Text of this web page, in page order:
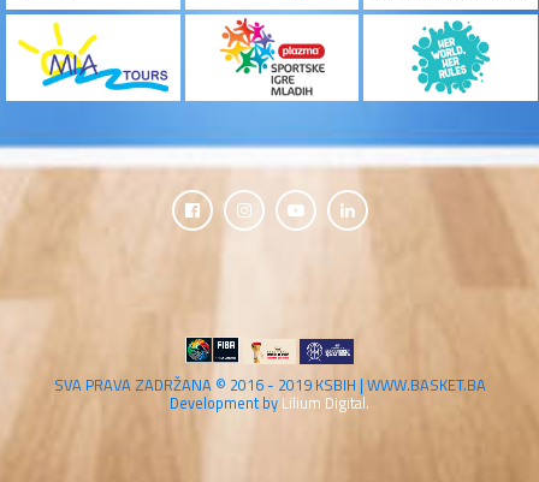
SVA PRAVA ZADRŽANA © 2016 - 2019 KSBIH | WWW.BASKET.BA
Development by Lilium Digital.